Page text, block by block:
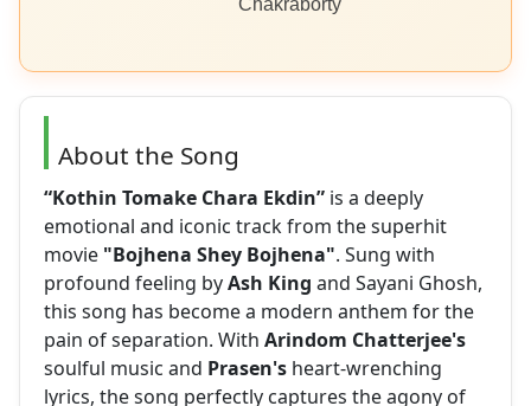
Chakraborty
About the Song
“Kothin Tomake Chara Ekdin” is a deeply
emotional and iconic track from the superhit
movie "Bojhena Shey Bojhena". Sung with
profound feeling byAsh King and Sayani Ghosh,
this song has become a modern anthem for the
pain of separation. With Arindom Chatterjee's
soulful music and Prasen's heart-wrenching
lyrics, the song perfectly captures the agony of